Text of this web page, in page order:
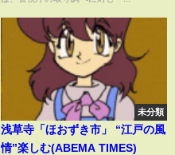
未分類
浅草寺「ほおずき市」 “江戸の風
情”楽しむ(ABEMA TIMES)